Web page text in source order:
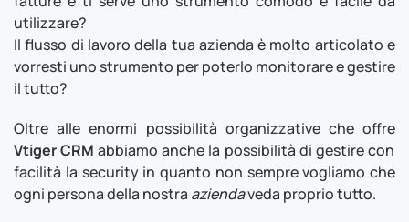
utilizzare?
Il flusso di lavoro della tua azienda è molto articolato e
vorresti uno strumento per poterlo monitorare e gestire
il tutto?
Oltre alle enormi possibilità organizzative che offre
Vtiger CRM abbiamo anche la possibilità di gestire con
facilità la security in quanto non sempre vogliamo che
ogni persona della nostra aziendaveda proprio tutto.